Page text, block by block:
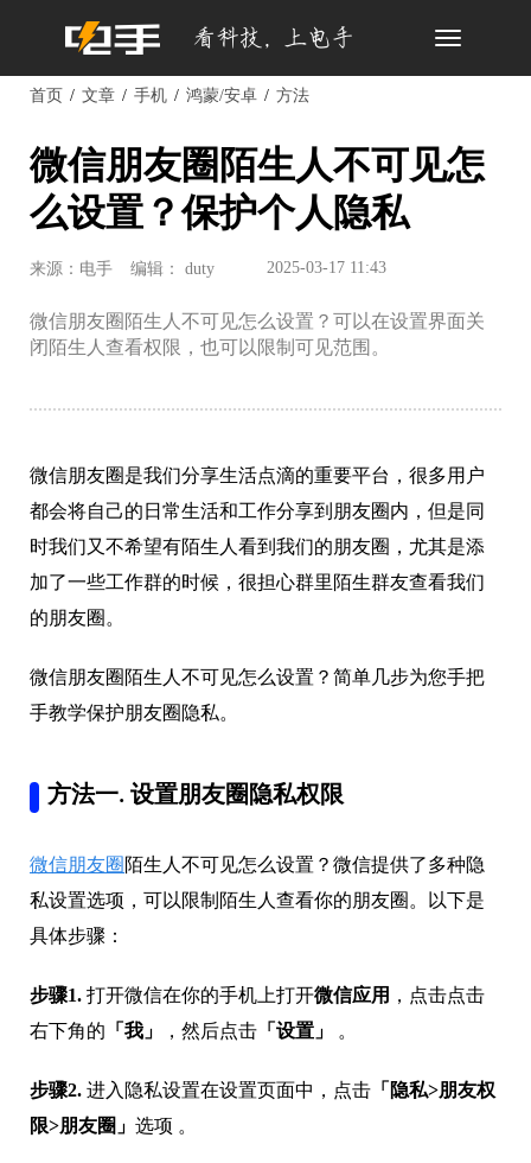
Toggle
首页 文章 手机 鸿蒙/安卓 方法
微信朋友圈陌生人不可见怎
么设置？保护个人隐私
来源：电手 编辑： duty 2025-03-17 11:43
微信朋友圈陌生人不可见怎么设置？可以在设置界面关
闭陌生人查看权限，也可以限制可见范围。
微信朋友圈是我们分享生活点滴的重要平台，很多用户
都会将自己的日常生活和工作分享到朋友圈内，但是同
时我们又不希望有陌生人看到我们的朋友圈，尤其是添
加了一些工作群的时候，很担心群里陌生群友查看我们
的朋友圈。
微信朋友圈陌生人不可见怎么设置？简单几步为您手把
手教学保护朋友圈隐私。
方法一. 设置朋友圈隐私权限
微信朋友圈 陌生人不可见怎么设置？微信提供了多种隐
私设置选项，可以限制陌生人查看你的朋友圈。以下是
具体步骤：
步骤1. 打开微信在你的手机上打开微信应用 ，点击点击
右下角的 「我」 ，然后点击 「设置」 。
步骤2. 进入隐私设置在设置页面中，点击 「隐私>朋友权
限>朋友圈」 选项 。